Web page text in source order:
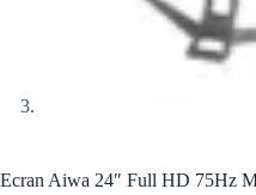
Ecran Aiwa 24″ Full HD 75Hz